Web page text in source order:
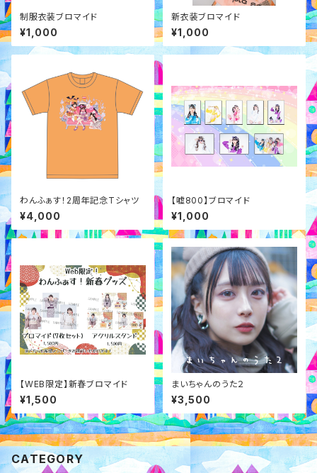
制服衣装ブロマイド
¥1,000
新衣装ブロマイド
¥1,000
わんふぁす！2周年記念Tシャツ
¥4,000
【嘘800】ブロマイド
¥1,000
【WEB限定】新春ブロマイド
¥1,500
まいちゃんのうた２
¥3,500
CATEGORY